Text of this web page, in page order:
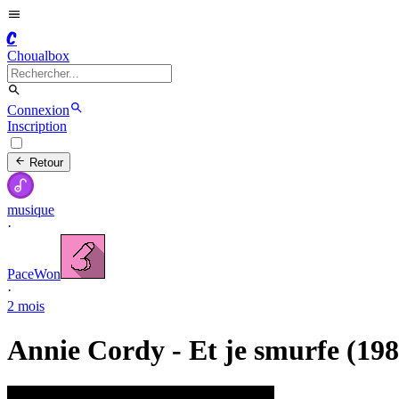
C
Choualbox
Connexion
Inscription
Retour
musique
·
PaceWon
·
2 mois
Annie Cordy - Et je smurfe